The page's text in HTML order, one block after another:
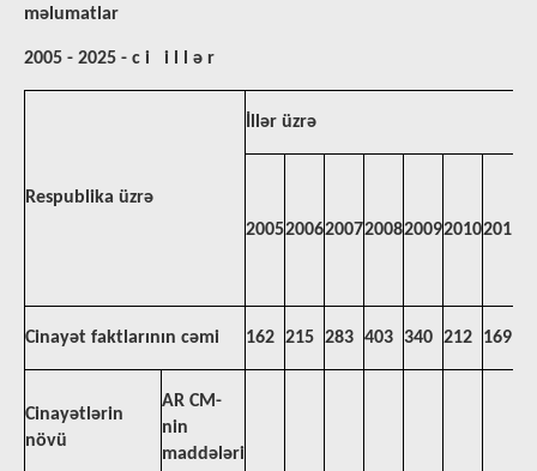
məlumatlar
2005 - 2025 - c i i l l ə r
Respublika üzrə
İllər üzrə
2005200620072008200920102011
Cinayət faktlarının cəmi 162 215 283 403 340 212 169
Cinayətlərin
növü
AR CM-
nin
maddələri